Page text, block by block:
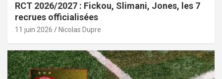
RCT 2026/2027 : Fickou, Slimani, Jones, les 7
recrues officialisées
11 juin 2026 Nicolas Dupre